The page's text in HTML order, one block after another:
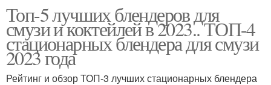
Топ-5 лучших блендеров для
смузи и коктейлей в 2023.. ТОП-4
стационарных блендера для смузи
2023 года
Рейтинг и обзор ТОП-3 лучших стационарных блендера